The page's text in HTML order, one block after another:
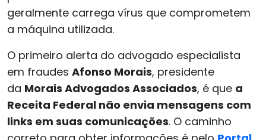
geralmente carrega vírus que comprometem
a máquina utilizada.
O primeiro alerta do advogado especialista
em fraudes Afonso Morais, presidente
da Morais Advogados Associados, é que a
Receita Federal não envia mensagens com
links em suas comunicações. O caminho